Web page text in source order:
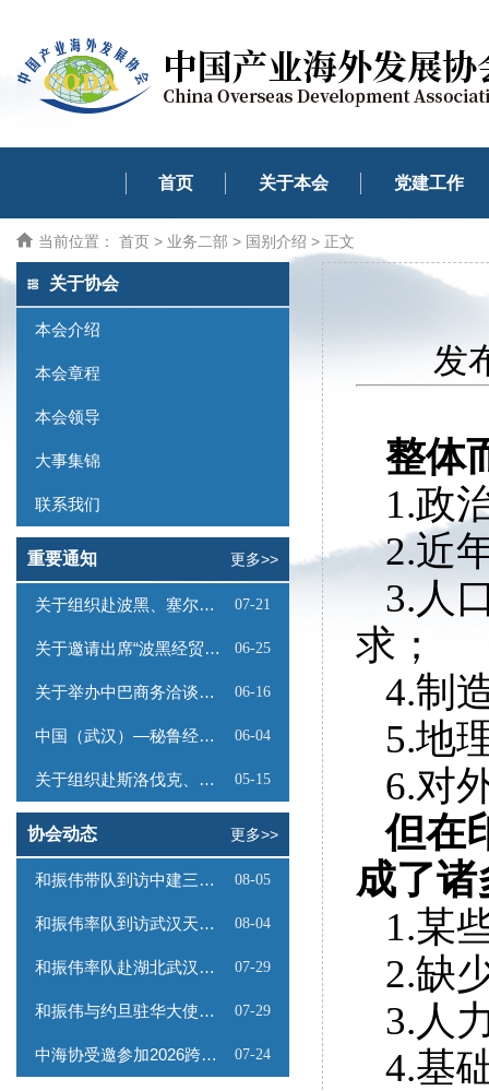
首页 关于本会 党建工作
当前位置： 首页 > 业务二部 > 国别介绍 > 正文
关于协会
本会介绍
本会章程
本会领导
大事集锦
联系我们
重要通知 更多>>
关于组织赴波黑、塞尔维亚商务考察的函 07-21
关于邀请出席“波黑经贸投资推介会”的函 06-25
关于举办中巴商务洽谈会的通知 06-16
中国（武汉）—秘鲁经贸合作推介会邀请函 06-04
关于组织赴斯洛伐克、奥地利商务考察的函 05-15
协会动态 更多>>
和振伟带队到访中建三局数字工程有限公司 08-05
和振伟率队到访武汉天源集团 08-04
和振伟率队赴湖北武汉调研 07-29
和振伟与约旦驻华大使会谈 07-29
中海协受邀参加2026跨境能源矿产出海专题路演会 07-24
发
整体
1.政
2.近
3.人
求；
4.制
5.地
6.对
但在
成了诸
1.某
2.缺
3.人
4.基